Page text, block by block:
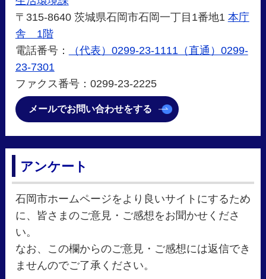
〒315-8640 茨城県石岡市石岡一丁目1番地1 本庁
舎 1階
電話番号：
（代表）0299-23-1111（直通）0299-
23-7301
ファクス番号：0299-23-2225
メールでお問い合わせをする
アンケート
石岡市ホームページをより良いサイトにするため
に、皆さまのご意見・ご感想をお聞かせくださ
い。
なお、この欄からのご意見・ご感想には返信でき
ませんのでご了承ください。